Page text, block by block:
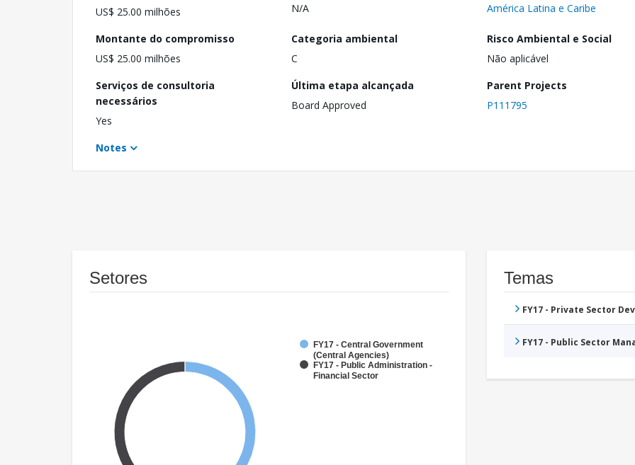
US$ 25.00 milhões
N/A
América Latina e Caribe
Montante do compromisso
US$ 25.00 milhões
Categoria ambiental
C
Risco Ambiental e Social
Não aplicável
Serviços de consultoria
necessários
Yes
Última etapa alcançada
Board Approved
Parent Projects
P111795
Notes
Setores
FY17 - Central Government
(Central Agencies)
FY17 - Public Administration -
Financial Sector
Temas
FY17 - Private Sector
FY17 - Public Sector